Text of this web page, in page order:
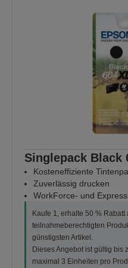
Singlepack Black
Kosteneffiziente
Zuverlässig drucken
WorkForce- und
Kaufe 1, erhalte 50 %
teilnahmeberechtigten
günstigsten Artikel.
Dieses Angebot ist gültig bis
maximal 3 Einheiten pro